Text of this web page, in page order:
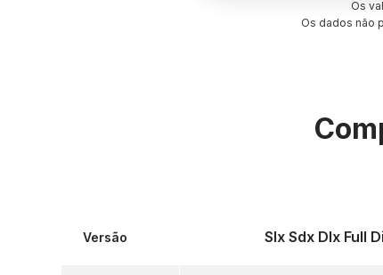
Os
Os dados não
Versão Slx Sdx Dlx Full